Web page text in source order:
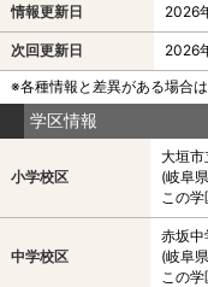
情報更新日 2026
次回更新日
2026
※各種情報と差異がある場合
学区情報
小学校区
大垣市
(岐阜
この
中学校区
赤坂中
(岐阜
この